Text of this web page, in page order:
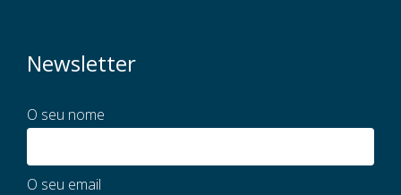
Newsletter
O seu nome
O seu email